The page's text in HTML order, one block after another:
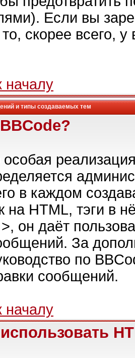
Если вы
то, скорее всего,
началу
и типы создаваемых тем
особая
в каждом
на HTML, тэги в
он даёт
За
по
сообщений.
началу